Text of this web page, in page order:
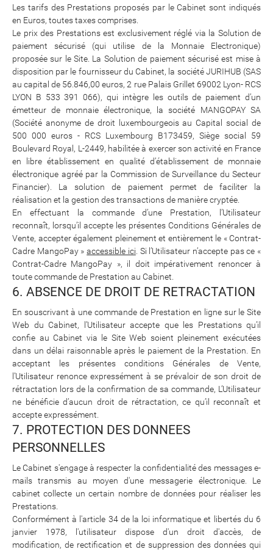
Les tarifs des Prestations proposés par le Cabinet sont indiqués
en Euros, toutes taxes comprises.
Le prix des Prestations est exclusivement réglé via la Solution de
paiement sécurisé (qui utilise de la Monnaie Electronique)
proposée sur le Site. La Solution de paiement sécurisé est mise à
disposition par le fournisseur du Cabinet, la société JURIHUB (SAS
au capital de 56.846,00 euros, 2 rue Palais Grillet 69002 Lyon- RCS
LYON B 533 391 066), qui intègre les outils de paiement d’un
émetteur de monnaie électronique, la société MANGOPAY SA
(Société anonyme de droit luxembourgeois au Capital social de
500 000 euros - RCS Luxembourg B173459, Siège social 59
Boulevard Royal, L-2449, habilitée à exercer son activité en France
en libre établissement en qualité d’établissement de monnaie
électronique agréé par la Commission de Surveillance du Secteur
Financier). La solution de paiement permet de faciliter la
réalisation et la gestion des transactions de manière cryptée.
En effectuant la commande d’une Prestation, l’Utilisateur
reconnaît, lorsqu’il accepte les présentes Conditions Générales de
Vente, accepter également pleinement et entièrement le « Contrat-
Cadre MangoPay »accessible ici . Si l’Utilisateur n’accepte pas ce «
Contrat-Cadre MangoPay », il doit impérativement renoncer à
toute commande de Prestation au Cabinet.
6. ABSENCE DE DROIT DE RETRACTATION
En souscrivant à une commande de Prestation en ligne sur le Site
Web du Cabinet, l’Utilisateur accepte que les Prestations qu’il
confie au Cabinet via le Site Web soient pleinement exécutées
dans un délai raisonnable après le paiement de la Prestation. En
acceptant les présentes conditions Générales de Vente,
l’Utilisateur renonce expressément à se prévaloir de son droit de
rétractation lors de la confirmation de sa commande, L’Utilisateur
ne bénéficie d’aucun droit de rétractation, ce qu’il reconnaît et
accepte expressément.
7. PROTECTION DES DONNEES
PERSONNELLES
Le Cabinet s'engage à respecter la confidentialité des messages e-
mails transmis au moyen d'une messagerie électronique. Le
cabinet collecte un certain nombre de données pour réaliser les
Prestations.
Conformément à l'article 34 de la loi informatique et libertés du 6
janvier 1978, l'utilisateur dispose d'un droit d'accès, de
modification, de rectification et de suppression des données qui